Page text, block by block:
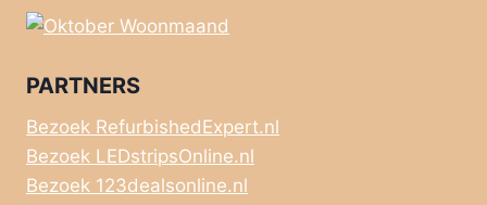
PARTNERS
Bezoek RefurbishedExpert.nl
Bezoek LEDstripsOnline.nl
Bezoek 123dealsonline.nl